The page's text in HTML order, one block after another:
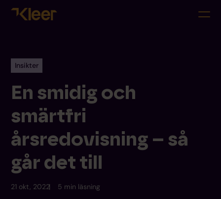
Insikter
En smidig och
smärtfri
årsredovisning – så
går det till
21 okt, 2022 5 min läsning